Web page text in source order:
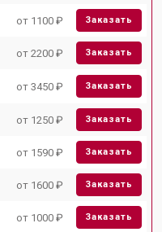
от 1100 ₽ Заказать
от 2200 ₽ Заказать
от 3450 ₽ Заказать
от 1250 ₽ Заказать
от 1590 ₽ Заказать
от 1600 ₽ Заказать
от 1000 ₽ Заказать